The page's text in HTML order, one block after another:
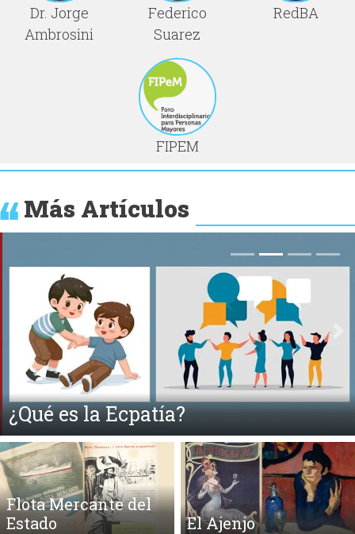
Dr. Jorge
Ambrosini
Federico
Suarez
RedBA
FIPEM
Más Artículos
¿Qué es la Ecpatía?
Anterior
Flota Mercante del
Estado
El Ajenjo